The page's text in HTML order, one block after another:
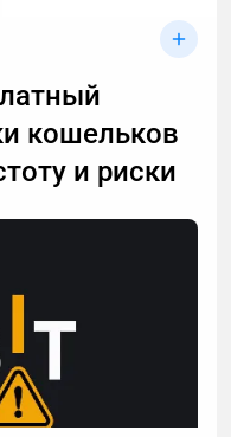
кошельков
и риски